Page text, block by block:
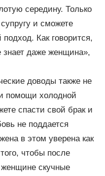
середину. Только
и сможете
Как говорится,
даже женщина»,
доводы также не
помощи холодной
спасти свой брак и
не поддается
в этом уверена как
чтобы после
женщине скучные